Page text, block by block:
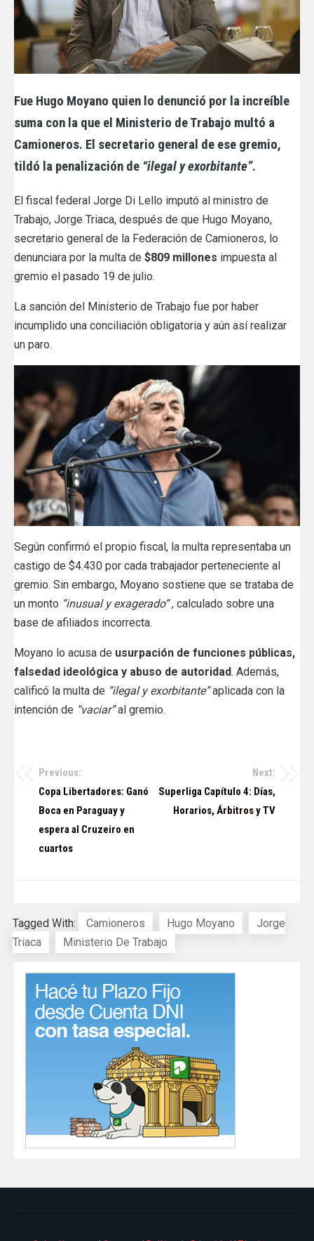
Fue Hugo Moyano quien lo denunció por la increíble
suma con la que el Ministerio de Trabajo multó a
Camioneros. El secretario general de ese gremio,
tildó la penalización de “ilegal y exorbitante”.
El fiscal federal Jorge Di Lello imputó al ministro de
Trabajo, Jorge Triaca, después de que Hugo Moyano,
secretario general de la Federación de Camioneros, lo
denunciara por la multa de $809 millones impuesta al
gremio el pasado 19 de julio.
La sanción del Ministerio de Trabajo fue por haber
incumplido una conciliación obligatoria y aún así realizar
un paro.
Según confirmó el propio fiscal, la multa representaba un
castigo de $4.430 por cada trabajador perteneciente al
gremio. Sin embargo, Moyano sostiene que se trataba de
un monto “inusual y exagerado”, calculado sobre una
base de afiliados incorrecta.
Moyano lo acusa de usurpación de funciones públicas,
falsedad ideológica y abuso de autoridad. Además,
calificó la multa de “ilegal y exorbitante”aplicada con la
intención de “vaciar”al gremio.
Navegación
entradas
Previous:
Copa Libertadores: Ganó
Boca en Paraguay y
espera al Cruzeiro en
cuartos
Next:
Superliga Capítulo 4: Días,
Horarios, Árbitros y TV
Tagged With: Camioneros Hugo Moyano
Jorge
Triaca
Ministerio De Trabajo